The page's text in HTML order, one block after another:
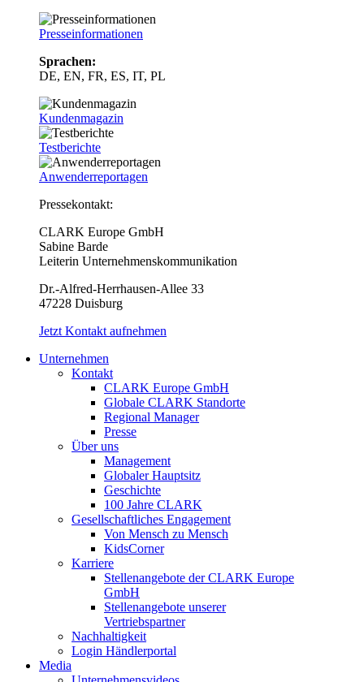
Presseinformationen
Sprachen:
DE, EN, FR, ES, IT, PL
Kundenmagazin
Testberichte
Anwenderreportagen
Pressekontakt:
CLARK Europe GmbH
Sabine Barde
Leiterin Unternehmenskommunikation
Dr.-Alfred-Herrhausen-Allee 33
47228 Duisburg
Jetzt Kontakt aufnehmen
Unternehmen
Kontakt
CLARK Europe GmbH
Globale CLARK Standorte
Regional Manager
Presse
Über uns
Management
Globaler Hauptsitz
Geschichte
100 Jahre CLARK
Gesellschaftliches Engagement
Von Mensch zu Mensch
KidsCorner
Karriere
Stellenangebote der CLARK Europe
GmbH
Stellenangebote unserer
Vertriebspartner
Nachhaltigkeit
Login Händlerportal
Media